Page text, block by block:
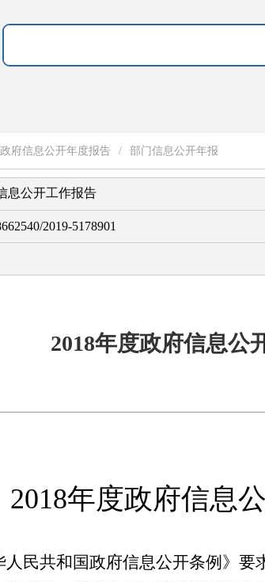
政府信息公开年度报告 / 部门信息公开年报
息公开工作报告
2019-5178901
2018年度政府信息公
2018年度政府信息
民共和国政府信息公开条例》